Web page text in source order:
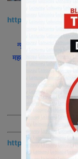
https://
न्यूज़ इंडिया 365 –
महत्वपूर्ण समाचारो के
आप स्वयं
https://